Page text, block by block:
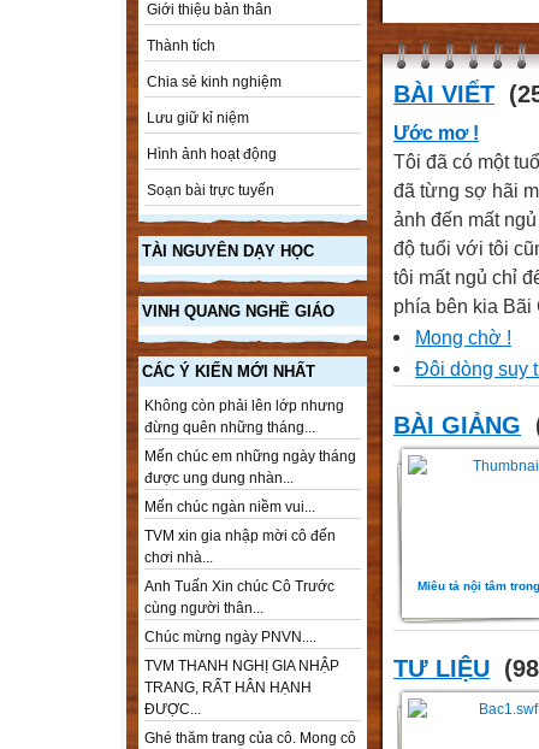
Giới thiệu bản thân
Thành tích
Chia sẻ kinh nghiệm
Lưu giữ kỉ niệm
Hình ảnh hoạt động
Soạn bài trực tuyến
TÀI NGUYÊN DẠY HỌC
VINH QUANG NGHỀ GIÁO
CÁC Ý KIẾN MỚI NHẤT
Không còn phải lên lớp nhưng
đừng quên những tháng...
Mến chúc em những ngày tháng
được ung dung nhàn...
Mến chúc ngàn niềm vui...
TVM xin gia nhập mời cô đến
chơi nhà...
Anh Tuấn Xin chúc Cô Trước
cùng người thân...
Chúc mừng ngày PNVN....
TVM THANH NGHỊ GIA NHẬP
TRANG, RẤT HÂN HẠNH
ĐƯỢC...
Ghé thăm trang của cô. Mong cô
BÀI VIẾT
Ước mơ !
Tôi đã có một
đã từng sợ hãi
ảnh đến mất
độ tuổi với tôi
tôi mất ngủ chỉ
phía bên kia Bãi
Mong chờ !
Đôi dòng suy
BÀI GIẢNG
Miêu tả nội tâm
TƯ LIỆU